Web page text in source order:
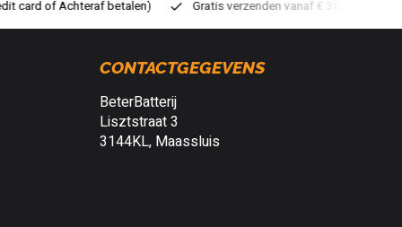
verzenden vanaf € 30,- (NL) Verzendkosten € 2,95 (NL)
CONTACTGEGEVENS
BeterBatterij
Lisztstraat 3
3144KL, Maassluis